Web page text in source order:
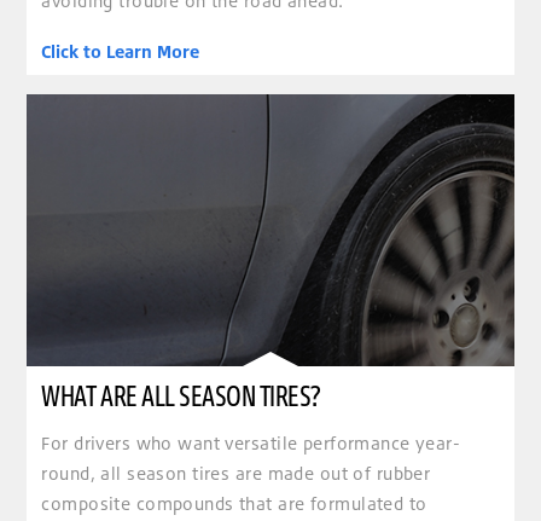
Click to Learn More
WHAT ARE ALL SEASON TIRES?
For drivers who want versatile performance year-
round, all season tires are made out of rubber
composite compounds that are formulated to